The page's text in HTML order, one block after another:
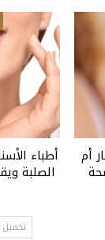
أم أطباء
الصلبة
تحميل